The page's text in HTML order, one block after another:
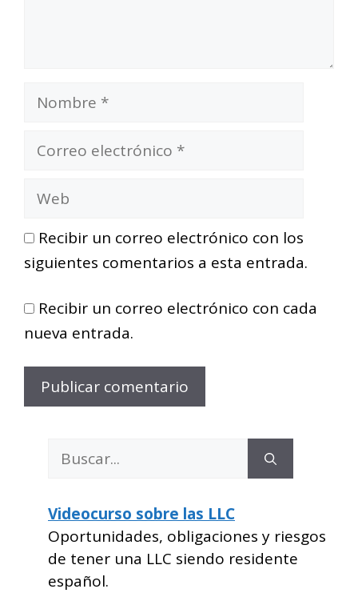
Nombre
Correo
Web
Recibir un correo electrónico con los
siguientes comentarios a esta entrada.
Recibir un correo electrónico con cada
nueva entrada.
Buscar:
Videocurso sobre las LLC
Oportunidades, obligaciones y riesgos
de tener una LLC siendo residente
español.